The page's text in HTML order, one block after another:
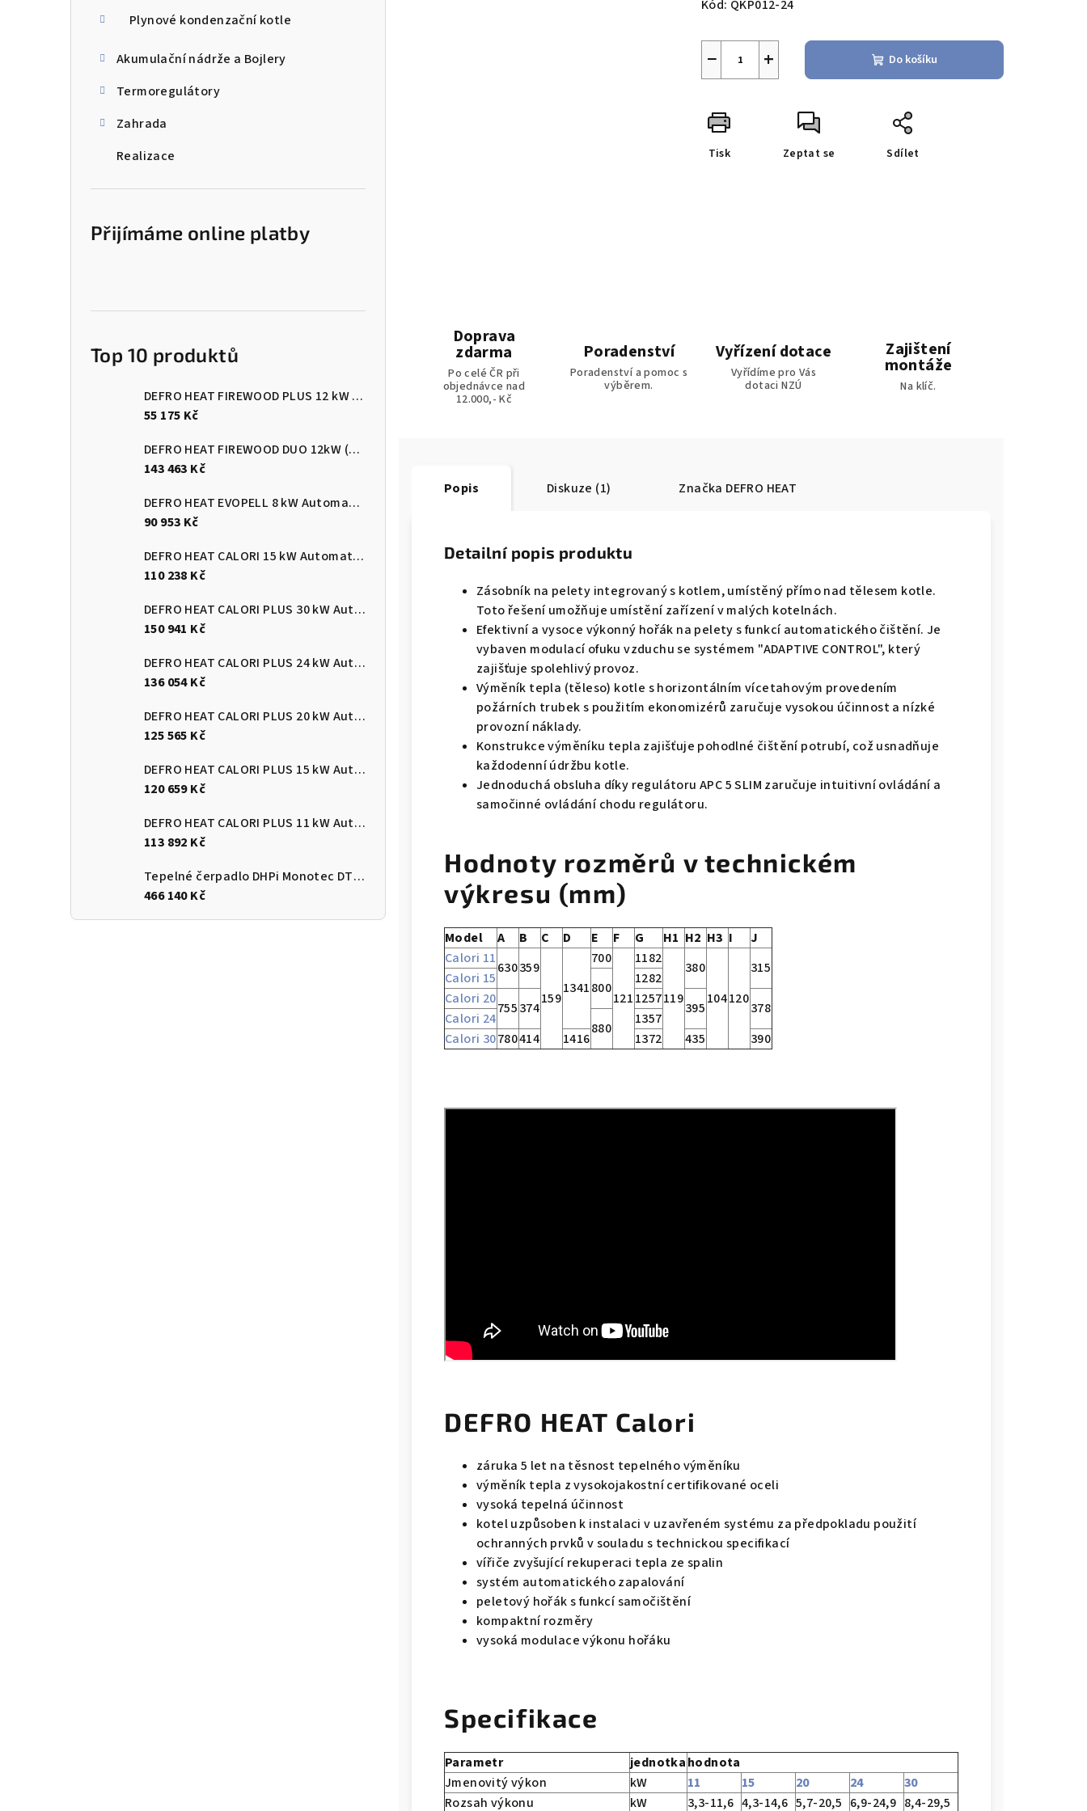
Plynové kondenzační kotle
Akumulační nádrže a Bojlery
Termoregulátory
Zahrada
Realizace
Přijímáme online platby
Top 10 produktů
DEFRO HEAT FIREWOOD PLUS 12 kW Kotel na dřevo s ručním přikládáním
55 175 Kč
DEFRO HEAT FIREWOOD DUO 12kW (pelety/dřevo)
143 463 Kč
DEFRO HEAT EVOPELL 8 kW Automatický kotel na pelety
90 953 Kč
DEFRO HEAT CALORI 15 kW Automatický kotel na pelety
110 238 Kč
DEFRO HEAT CALORI PLUS 30 kW Automatický kotel na pelety
150 941 Kč
DEFRO HEAT CALORI PLUS 24 kW Automatický kotel na pelety
136 054 Kč
DEFRO HEAT CALORI PLUS 20 kW Automatický kotel na pelety
125 565 Kč
DEFRO HEAT CALORI PLUS 15 kW Automatický kotel na pelety
120 659 Kč
DEFRO HEAT CALORI PLUS 11 kW Automatický kotel na pelety
113 892 Kč
Tepelné čerpadlo DHPi Monotec DTi 200 12kW
466 140 Kč
Kód: QKP012-24
+
− Do košíku
Tisk Zeptat se Sdílet
Doprava
zdarma
Po celé ČR při
objednávce nad
12.000,- Kč
Poradenství
Poradenství a pomoc s
výběrem.
Vyřízení dotace
Vyřídíme pro Vás
dotaci NZÚ
Zajištení
montáže
Na klíč.
Popis Diskuze (1) Značka DEFRO HEAT
Detailní popis produktu
Zásobník na pelety integrovaný s kotlem, umístěný přímo nad tělesem kotle.
Toto řešení umožňuje umístění zařízení v malých kotelnách.
Efektivní a vysoce výkonný hořák na pelety s funkcí automatického čištění. Je
vybaven modulací ofuku vzduchu se systémem "ADAPTIVE CONTROL", který
zajišťuje spolehlivý provoz.
Výměník tepla (těleso) kotle s horizontálním vícetahovým provedením
požárních trubek s použitím ekonomizérů zaručuje vysokou účinnost a nízké
provozní náklady.
Konstrukce výměníku tepla zajišťuje pohodlné čištění potrubí, což usnadňuje
každodenní údržbu kotle.
Jednoduchá obsluha díky regulátoru APC 5 SLIM zaručuje intuitivní ovládání a
samočinné ovládání chodu regulátoru.
Hodnoty rozměrů v technickém
výkresu (mm)
Model A B C D E F G H1 H2 H3 I
J
Calori 11
630359
159
1341
700
121
1182
119
380
104120
315
Calori 15
800
1282
Calori 20
755374
1257
395 378
Calori 24
880
1357
Calori 30780414 1416 1372 435 390
DEFRO HEAT Calori
záruka 5 let na těsnost tepelného výměníku
výměník tepla z vysokojakostní certifikované oceli
vysoká tepelná účinnost
kotel uzpůsoben k instalaci v uzavřeném systému za předpokladu použití
ochranných prvků v souladu s technickou specifikací
vířiče zvyšující rekuperaci tepla ze spalin
systém automatického zapalování
peletový hořák s funkcí samočištění
kompaktní rozměry
vysoká modulace výkonu hořáku
Specifikace
Parametr jednotkahodnota
Jmenovitý výkon
kW 11 15 20 24
30
Rozsah výkonu
kW 3,3-11,6 4,3-14,6 5,7-20,5 6,9-24,9 8,4-29,5